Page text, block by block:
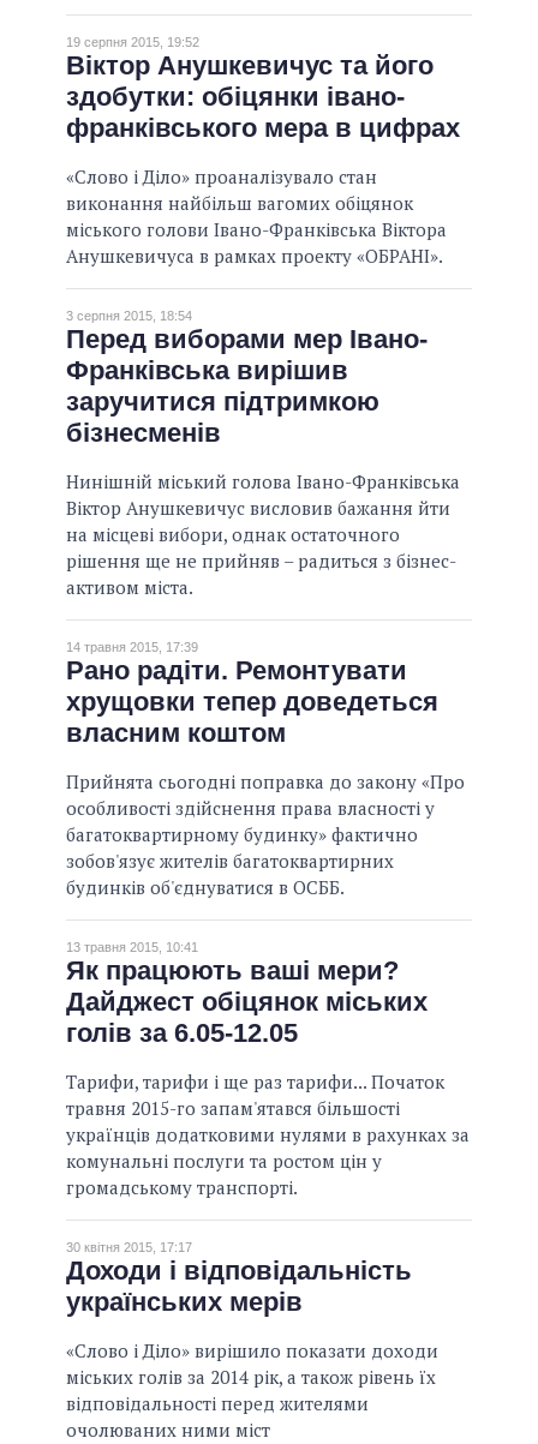
19 серпня 2015, 19:52
Віктор Анушкевичус та його
здобутки: обіцянки івано-
франківського мера в цифрах
«Слово і Діло» проаналізувало стан
виконання найбільш вагомих обіцянок
міського голови Івано-Франківська Віктора
Анушкевичуса в рамках проекту «ОБРАНІ».
3 серпня 2015, 18:54
Перед виборами мер Івано-
Франківська вирішив
заручитися підтримкою
бізнесменів
Нинішній міський голова Івано-Франківська
Віктор Анушкевичус висловив бажання йти
на місцеві вибори, однак остаточного
рішення ще не прийняв – радиться з бізнес-
активом міста.
14 травня 2015, 17:39
Рано радіти. Ремонтувати
хрущовки тепер доведеться
власним коштом
Прийнята сьогодні поправка до закону «Про
особливості здійснення права власності у
багатоквартирному будинку» фактично
зобов'язує жителів багатоквартирних
будинків об'єднуватися в ОСББ.
13 травня 2015, 10:41
Як працюють ваші мери?
Дайджест обіцянок міських
голів за 6.05-12.05
Тарифи, тарифи і ще раз тарифи... Початок
травня 2015-го запам'ятався більшості
українців додатковими нулями в рахунках за
комунальні послуги та ростом цін у
громадському транспорті.
30 квітня 2015, 17:17
Доходи і відповідальність
українських мерів
«Слово і Діло» вирішило показати доходи
міських голів за 2014 рік, а також рівень їх
відповідальності перед жителями
очолюваних ними міст